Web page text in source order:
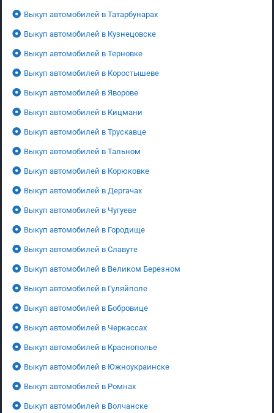
Выкуп автомобилей в Татарбунарах
Выкуп автомобилей в Кузнецовске
Выкуп автомобилей в Терновке
Выкуп автомобилей в Коростышеве
Выкуп автомобилей в Яворове
Выкуп автомобилей в Кицмани
Выкуп автомобилей в Трускавце
Выкуп автомобилей в Тальном
Выкуп автомобилей в Корюковке
Выкуп автомобилей в Дергачах
Выкуп автомобилей в Чугуеве
Выкуп автомобилей в Городище
Выкуп автомобилей в Славуте
Выкуп автомобилей в Великом Березном
Выкуп автомобилей в Гуляйполе
Выкуп автомобилей в Бобровице
Выкуп автомобилей в Черкассах
Выкуп автомобилей в Краснополье
Выкуп автомобилей в Южноукраинске
Выкуп автомобилей в Ромнах
Выкуп автомобилей в Волчанске